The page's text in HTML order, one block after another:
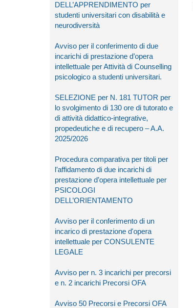
DELL’APPRENDIMENTO per
studenti universitari con disabilità e
neurodiversità
Avviso per il conferimento di due
incarichi di prestazione d’opera
intellettuale per Attività di Counselling
psicologico a studenti universitari.
SELEZIONE per N. 181 TUTOR per
lo svolgimento di 130 ore di tutorato e
di attività didattico-integrative,
propedeutiche e di recupero – A.A.
2025/2026
Procedura comparativa per titoli per
l’affidamento di due incarichi di
prestazione d’opera intellettuale per
PSICOLOGI
DELL’ORIENTAMENTO
Avviso per il conferimento di un
incarico di prestazione d'opera
intellettuale per CONSULENTE
LEGALE
Avviso per n. 3 incarichi per precorsi
e n. 2 incarichi Precorsi OFA
Avviso 50 Precorsi e Precorsi OFA